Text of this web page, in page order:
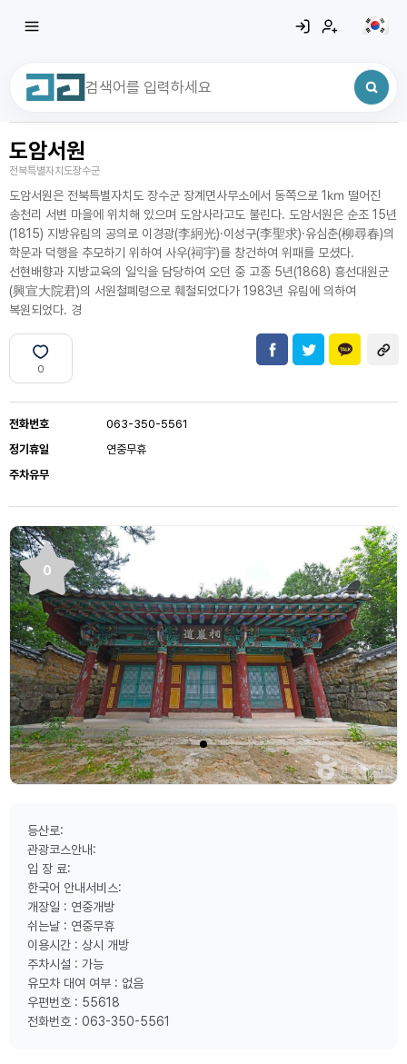
최근 검색어
도암서원
전북특별자치도장수군
도암서원은 전북특별자치도 장수군 장계면사무소에서 동쪽으로 1㎞ 떨어진
송천리 서변 마을에 위치해 있으며 도암사라고도 불린다. 도암서원은 순조 15년
(1815) 지방유림의 공의로 이경광(李絅光)·이성구(李聖求)·유심춘(柳尋春)의
학문과 덕행을 추모하기 위하여 사우(祠宇)를 창건하여 위패를 모셨다.
선현배향과 지방교육의 일익을 담당하여 오던 중 고종 5년(1868) 흥선대원군
(興宣大院君)의 서원철폐령으로 훼철되었다가 1983년 유림에 의하여
복원되었다. 경
0
전화번호
063-350-5561
정기휴일
연중무휴
주차유무
0
등산로:
관광코스안내:
입 장 료:
한국어 안내서비스:
개장일 : 연중개방
쉬는날 : 연중무휴
이용시간 : 상시 개방
주차시설 : 가능
유모차 대여 여부 : 없음
우편번호 : 55618
전화번호 : 063-350-5561